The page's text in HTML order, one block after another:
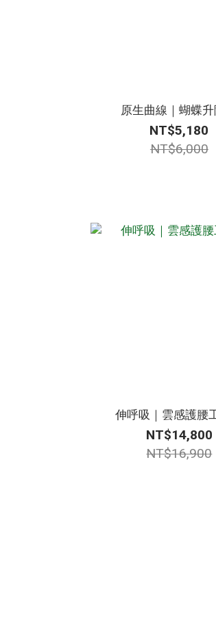
原生曲線｜蝴蝶
NT$5,180
NT$6,000
伸呼吸｜雲感護腰
NT$14,800
NT$16,900